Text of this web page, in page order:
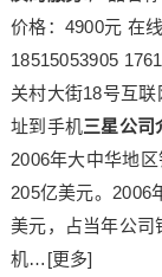
价格：4900元 在
18515053905
关村大街18号互
址到手机三星公司
2006年大中华地
205亿美元。2006
美元，占当年公司
机…[更多]